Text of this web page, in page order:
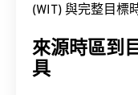
(WIT) 與完整目標
來源時區到
具